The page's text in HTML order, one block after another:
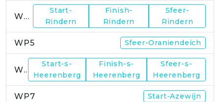
WP4
Start-
Rindern
Finish-
Rindern
Sfeer-
Rindern
WP5 Sfeer-Oraniendeich
WP6
Start-s-
Heerenberg
Finish-s-
Heerenberg
Sfeer-s-
Heerenberg
WP7 Start-Azewijn